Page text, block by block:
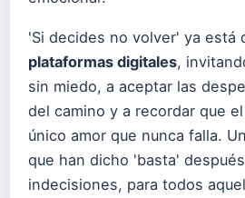
'Si decides no volver' ya está
plataformas digitales,
sin miedo, a aceptar las
del camino y a recordar que
único amor que nunca falla.
que han dicho 'basta'
indecisiones, para todos